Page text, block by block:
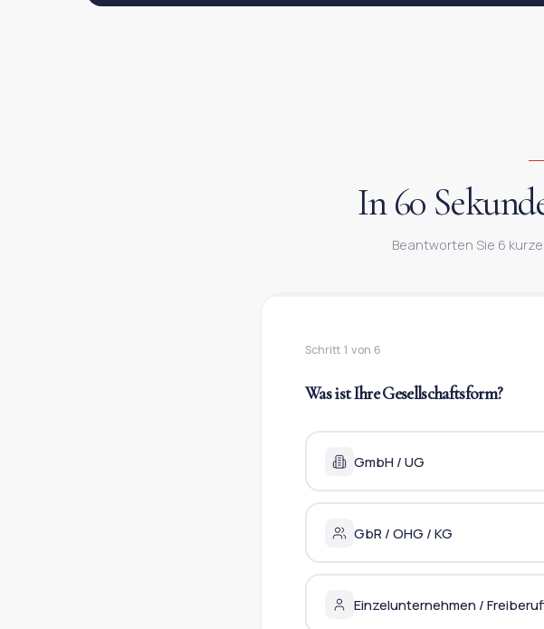
In 60
Beantworten Sie 6
Schritt 1 von 6
Was ist Ihre Gesellschaftsform?
GmbH / UG
GbR / OHG / KG
Einzelunternehmen /